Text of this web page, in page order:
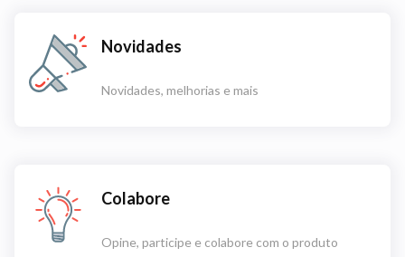
Novidades
Novidades, melhorias e mais
Colabore
Opine, participe e colabore com o produto